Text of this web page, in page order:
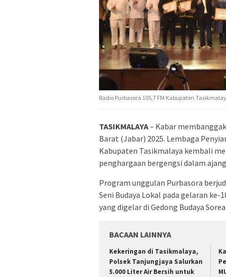
Radio Purbasora 105,7 FM Kabupaten
TASIKMALAYA– Kabar
Barat (Jabar) 2025. Lembaga
Kabupaten Tasikmalaya kembali
penghargaan bergengsi dalam
Program unggulan Purbasora
Seni Budaya Lokal pada gelaran ke-
yang digelar di Gedong Budaya
BACAAN LAINNYA
Kekeringan di Tasikmalaya,
Polsek Tanjungjaya Salurkan
5.000 Liter Air Bersih untuk